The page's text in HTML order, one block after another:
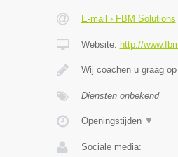
E-mail › FBM Solutions
Website: http://
Wij coachen u graag
Diensten onbekend
Openingstijden ▼
Sociale media: